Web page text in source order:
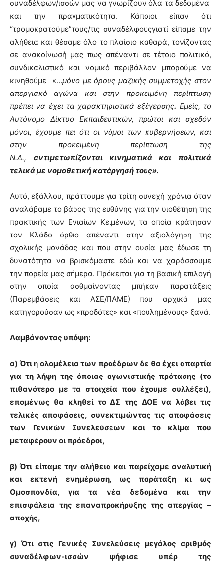
συναδέλφων/ισσών μας να γνωρίζουν όλα τα δεδομένα
και την πραγματικότητα. Κάποιοι είπαν ότι
“τρομοκρατούμε”τους/τις συναδέλφουςγιατί είπαμε την
αλήθεια και θέσαμε όλο το πλαίσιο καθαρά, τονίζοντας
σε ανακοίνωσή μας πως απέναντι σε τέτοιο πολιτικό,
συνδικαλιστικό και νομικό περιβάλλον μπορούμε να
κινηθούμε «…μόνο με όρους μαζικής συμμετοχής στον
απεργιακό αγώνα και στην προκειμένη περίπτωση
πρέπει να έχει τα χαρακτηριστικά εξέγερσης. Εμείς, το
Αυτόνομο Δίκτυο Εκπαιδευτικών, πρώτοι και σχεδόν
μόνοι, έχουμε πει ότι οι νόμοι των κυβερνήσεων, και
στην προκειμένη περίπτωση της
Ν.Δ., αντιμετωπίζονται κινηματικά και πολιτικά
τελικά με νομοθετική κατάργησή τους».
Αυτό, εξάλλου, πράττουμε για τρίτη συνεχή χρόνια όταν
αναλάβαμε το βάρος της ευθύνης για την υιοθέτηση της
πρακτικής των Ενιαίων Κειμένων, τα οποία κράτησαν
τον Κλάδο όρθιο απέναντι στην αξιολόγηση της
σχολικής μονάδας και που στην ουσία μας έδωσε τη
δυνατότητα να βρισκόμαστε εδώ και να χαράσσουμε
την πορεία μας σήμερα. Πρόκειται για τη βασική επιλογή
στην οποία ασθμαίνοντας μπήκαν παρατάξεις
(Παρεμβάσεις και ΑΣΕ/ΠΑΜΕ) που αρχικά μας
κατηγορούσαν ως «προδότες» και «πουλημένους» ξανά.
Λαμβάνοντας υπόψη:
α) Ότι η ολομέλεια των προέδρων δε θα έχει απαρτία
για τη λήψη της όποιας αγωνιστικής πρότασης (το
πιθανότερο με τα στοιχεία που έχουμε συλλέξει),
επομένως θα κληθεί το ΔΣ της ΔΟΕ να λάβει τις
τελικές αποφάσεις, συνεκτιμώντας τις αποφάσεις
των Γενικών Συνελεύσεων και το κλίμα που
μεταφέρουν οι πρόεδροι,
β) Ότι είπαμε την αλήθεια και παρείχαμε αναλυτική
και εκτενή ενημέρωση, ως παράταξη κι ως
Ομοσπονδία, για τα νέα δεδομένα και την
επισφάλεια της επαναπροκήρυξης της απεργίας –
αποχής,
γ) Ότι στις Γενικές Συνελεύσεις μεγάλος αριθμός
συναδέλφων-ισσών ψήφισε υπέρ της